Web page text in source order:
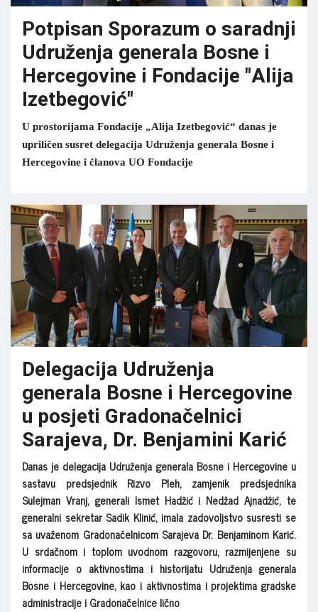
Potpisan Sporazum o saradnji
Udruženja generala Bosne i
Hercegovine i Fondacije "Alija
Izetbegović"
U prostorijama Fondacije „Alija Izetbegović“ danas je
upriličen susret delegacija Udruženja generala Bosne i
Hercegovine i članova UO Fondacije
Delegacija Udruženja
generala Bosne i Hercegovine
u posjeti Gradonačelnici
Sarajeva, Dr. Benjamini Karić
Danas je delegacija Udruženja generala Bosne i Hercegovine u
sastavu predsjednik Rizvo Pleh, zamjenik predsjednika
Sulejman Vranj, generali Ismet Hadžić i Nedžad Ajnadžić, te
generalni sekretar Sadik Klinić, imala zadovoljstvo susresti se
sa uvaženom Gradonačelnicom Sarajeva Dr. Benjaminom Karić.
U srdačnom i toplom uvodnom razgovoru, razmijenjene su
informacije o aktivnostima i historijatu Udruženja generala
Bosne i Hercegovine, kao i aktivnostima i projektima gradske
administracije i Gradonačelnice lično